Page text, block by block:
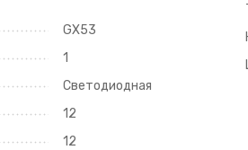
GX53
1
Светодиодная
12
12